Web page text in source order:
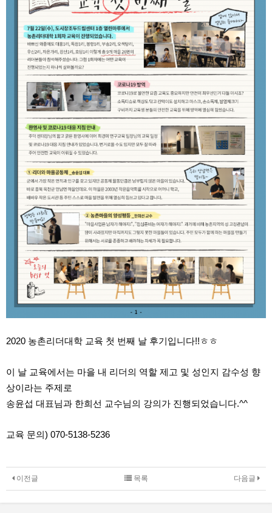
2020 농촌리더대학 교육 첫 번째 날 후기입니다!!ㅎㅎ
이 날 교육에서는 마을 내 리더의 역할 제고 및 성인지 감수성 향
상이라는 주제로
송윤섭 대표님과 한희선 교수님의 강의가 진행되었습니다.^^
교육 문의) 070-5138-5236
이전글 다음글
목록